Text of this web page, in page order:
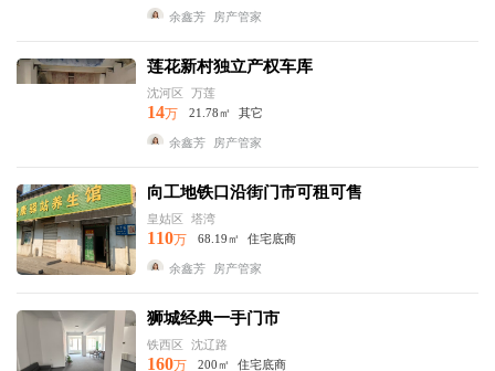
余鑫芳 房产管家
莲花新村独立产权车库
沈河区 万莲
14万 21.78㎡ 其它
余鑫芳 房产管家
向工地铁口沿街门市可租可售
皇姑区 塔湾
110万 68.19㎡ 住宅底商
余鑫芳 房产管家
狮城经典一手门市
铁西区 沈辽路
160万 200㎡ 住宅底商